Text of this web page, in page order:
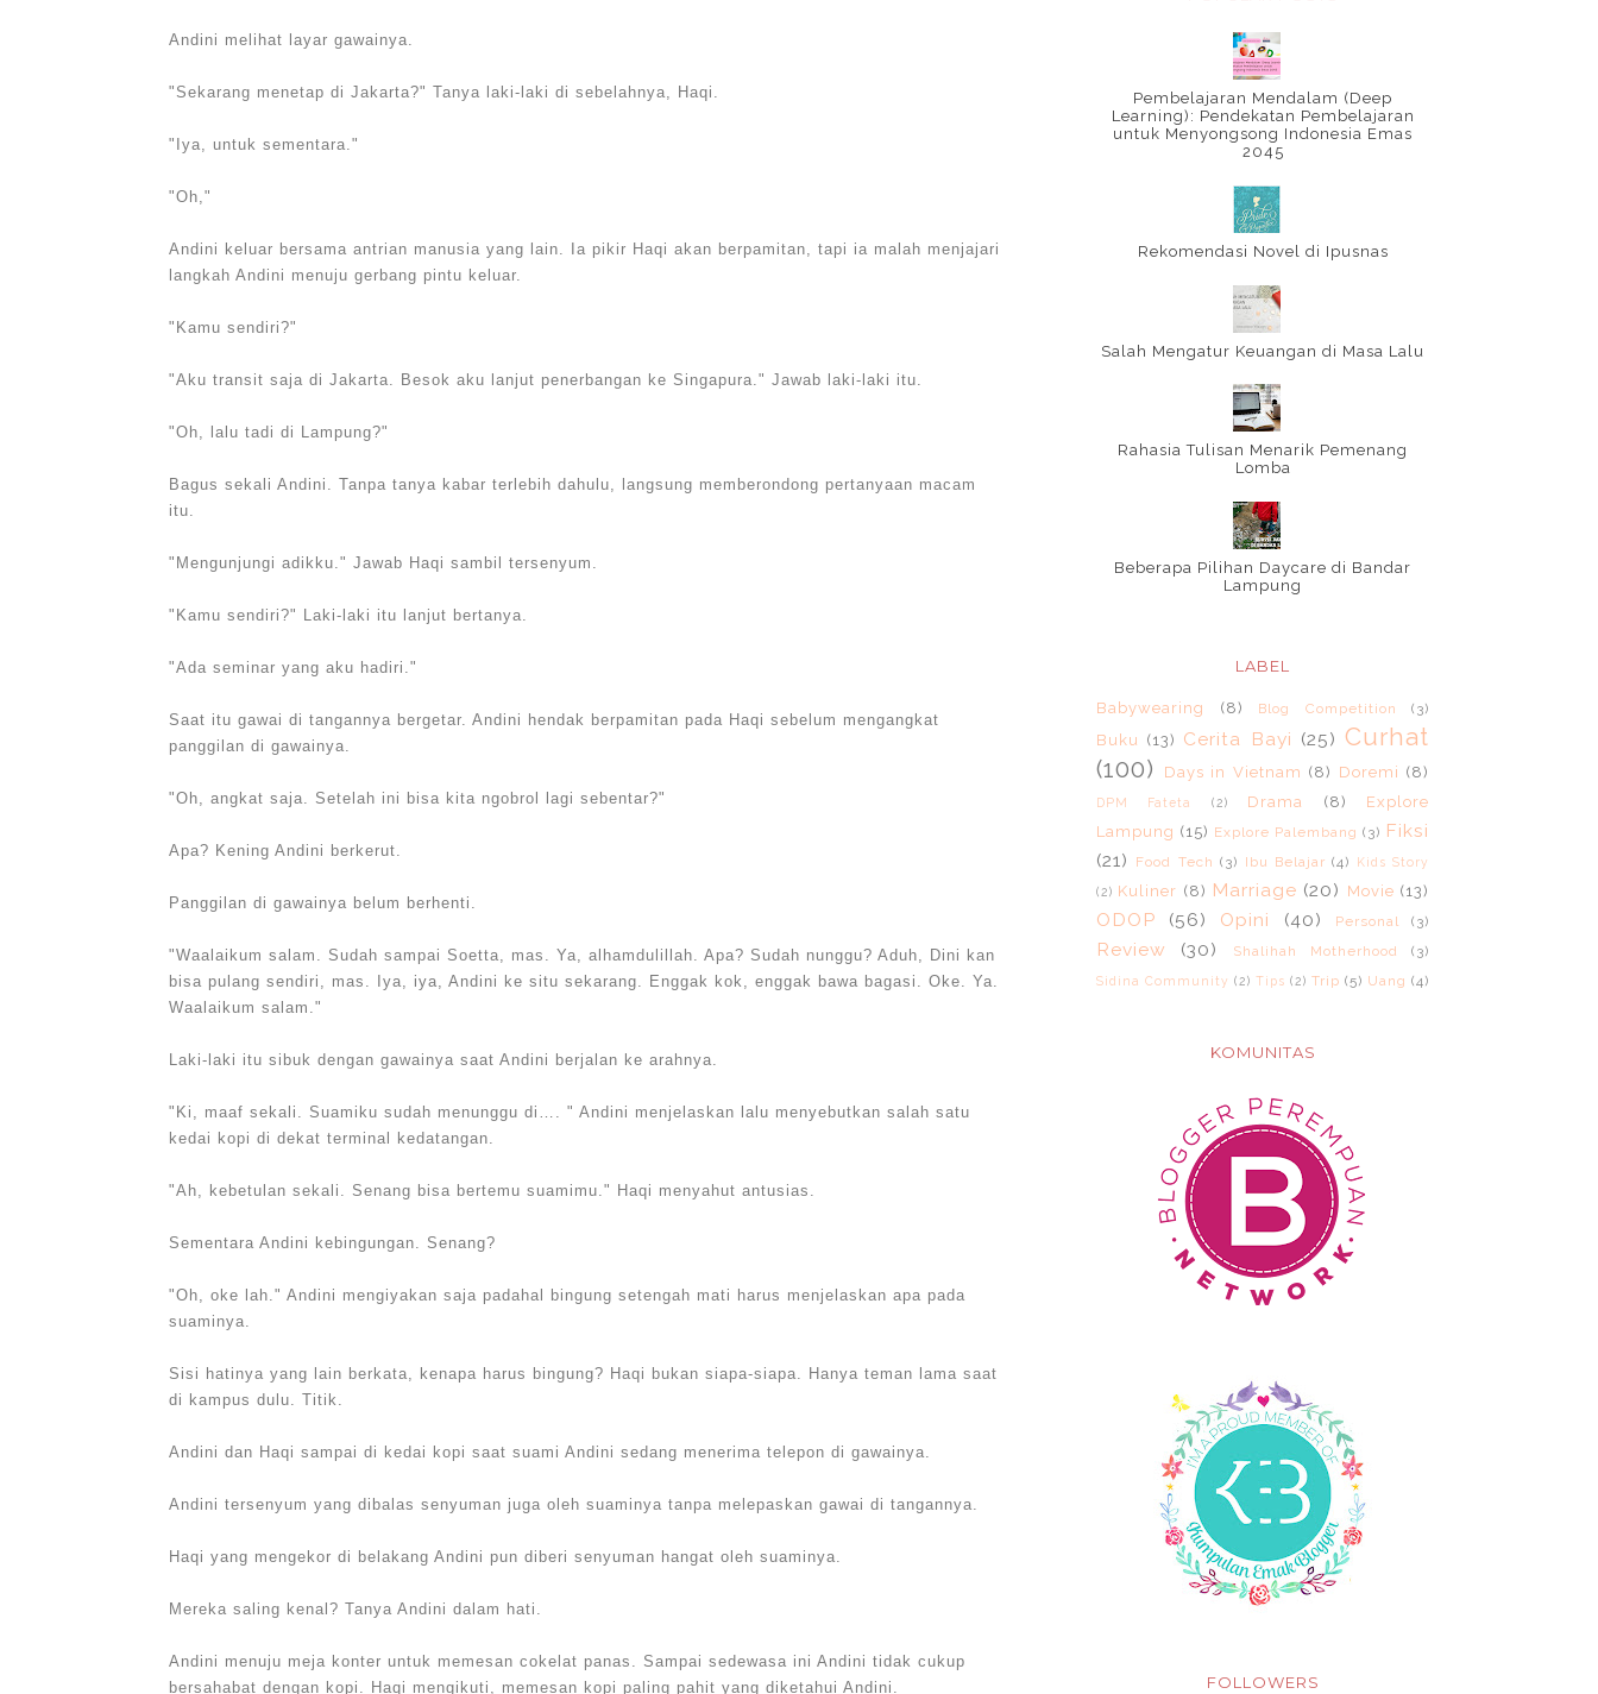
Andini melihat layar gawainya.
"Sekarang menetap di Jakarta?" Tanya laki-laki di sebelahnya, Haqi.
"Iya, untuk sementara."
"Oh,"
Andini keluar bersama antrian manusia yang lain. Ia pikir Haqi akan berpamitan, tapi ia malah menjajari
langkah Andini menuju gerbang pintu keluar.
"Kamu sendiri?"
"Aku transit saja di Jakarta. Besok aku lanjut penerbangan ke Singapura." Jawab laki-laki itu.
"Oh, lalu tadi di Lampung?"
Bagus sekali Andini. Tanpa tanya kabar terlebih dahulu, langsung memberondong pertanyaan macam
itu.
"Mengunjungi adikku." Jawab Haqi sambil tersenyum.
"Kamu sendiri?" Laki-laki itu lanjut bertanya.
"Ada seminar yang aku hadiri."
Saat itu gawai di tangannya bergetar. Andini hendak berpamitan pada Haqi sebelum mengangkat
panggilan di gawainya.
"Oh, angkat saja. Setelah ini bisa kita ngobrol lagi sebentar?"
Apa? Kening Andini berkerut.
Panggilan di gawainya belum berhenti.
"Waalaikum salam. Sudah sampai Soetta, mas. Ya, alhamdulillah. Apa? Sudah nunggu? Aduh, Dini kan
bisa pulang sendiri, mas. Iya, iya, Andini ke situ sekarang. Enggak kok, enggak bawa bagasi. Oke. Ya.
Waalaikum salam."
Laki-laki itu sibuk dengan gawainya saat Andini berjalan ke arahnya.
"Ki, maaf sekali. Suamiku sudah menunggu di…. " Andini menjelaskan lalu menyebutkan salah satu
kedai kopi di dekat terminal kedatangan.
"Ah, kebetulan sekali. Senang bisa bertemu suamimu." Haqi menyahut antusias.
Sementara Andini kebingungan. Senang?
"Oh, oke lah." Andini mengiyakan saja padahal bingung setengah mati harus menjelaskan apa pada
suaminya.
Sisi hatinya yang lain berkata, kenapa harus bingung? Haqi bukan siapa-siapa. Hanya teman lama saat
di kampus dulu. Titik.
Andini dan Haqi sampai di kedai kopi saat suami Andini sedang menerima telepon di gawainya.
Andini tersenyum yang dibalas senyuman juga oleh suaminya tanpa melepaskan gawai di tangannya.
Haqi yang mengekor di belakang Andini pun diberi senyuman hangat oleh suaminya.
Mereka saling kenal? Tanya Andini dalam hati.
Andini menuju meja konter untuk memesan cokelat panas. Sampai sedewasa ini Andini tidak cukup
bersahabat dengan kopi. Haqi mengikuti, memesan kopi paling pahit yang diketahui Andini.
Pembelajaran Mendalam (Deep
Learning): Pendekatan Pembelajaran
untuk Menyongsong Indonesia Emas
2045
Rekomendasi Novel di Ipusnas
Salah Mengatur Keuangan di Masa Lalu
Rahasia Tulisan Menarik Pemenang
Lomba
Beberapa Pilihan Daycare di Bandar
Lampung
LABEL
Babywearing (8) Blog Competition (3)
Buku (13) Cerita Bayi (25) Curhat
(100)
Days in Vietnam (8) Doremi (8)
DPM Fateta (2) Drama (8)
Explore
Lampung (15) Explore Palembang (3) Fiksi
(21)
Food Tech (3) Ibu Belajar (4) Kids Story
(2) Kuliner (8) Marriage (20) Movie (13)
ODOP (56) Opini (40) Personal (3)
Review (30) Shalihah Motherhood (3)
Sidina Community (2) Tips (2) Trip (5) Uang (4)
KOMUNITAS
FOLLOWERS